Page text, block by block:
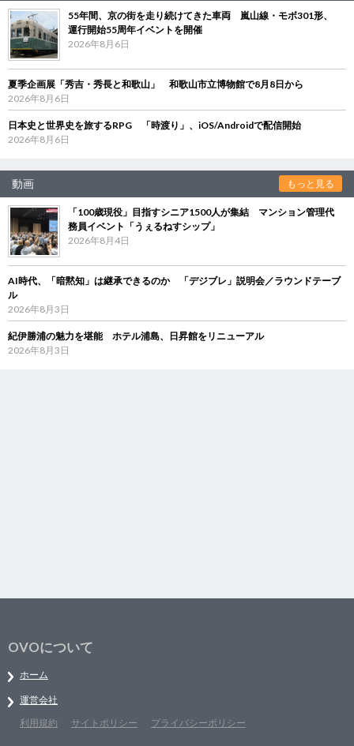
55年間、京の街を走り続けてきた車両 嵐山線・モボ301形、
運行開始55周年イベントを開催
2026年8月6日
夏季企画展「秀吉・秀長と和歌山」 和歌山市立博物館で8月8日から
2026年8月6日
日本史と世界史を旅するRPG 「時渡り」、iOS/Androidで配信開始
2026年8月6日
動画 もっと見る
「100歳現役」目指すシニア1500人が集結 マンション管理代
務員イベント「うぇるねすシップ」
2026年8月4日
AI時代、「暗黙知」は継承できるのか 「デジブレ」説明会／ラウンドテーブ
ル
2026年8月3日
紀伊勝浦の魅力を堪能 ホテル浦島、日昇館をリニューアル
2026年8月3日
OVOについて
ホーム
運営会社
利用規約
サイトポリシー プライバシーポリシー